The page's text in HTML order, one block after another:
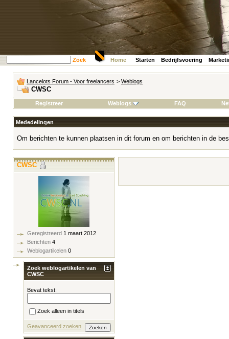
Zoek Home Starten Bedrijfsvoering
Lancelots Forum - Voor freelancers > Weblogs
CWSC
Registreer Weblogs FAQ
Mededelingen
Om berichten te kunnen plaatsen in dit forum en om berichten in de
CWSC
Geregistreerd 1 maart 2012
Berichten 4
Weblogartikelen 0
Zoek weblogartikelen van
CWSC
Bevat tekst:
Zoek alleen in titels
Geavanceerd zoeken